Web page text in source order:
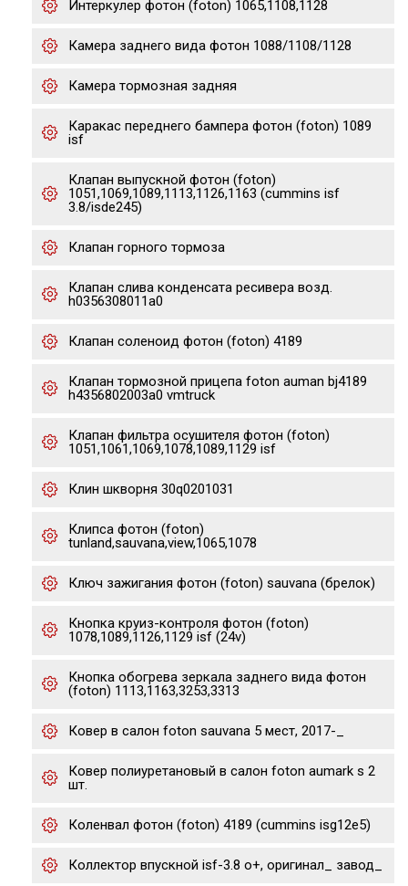
Интеркулер фотон (foton) 1065,1108,1128
Камера заднего вида фотон 1088/1108/1128
Камера тормозная задняя
Каракас переднего бампера фотон (foton) 1089
isf
Клапан выпускной фотон (foton)
1051,1069,1089,1113,1126,1163 (cummins isf
3.8/isde245)
Клапан горного тормоза
Клапан слива конденсата ресивера возд.
h0356308011a0
Клапан соленоид фотон (foton) 4189
Клапан тормозной прицепа foton auman bj4189
h4356802003a0 vmtruck
Клапан фильтра осушителя фотон (foton)
1051,1061,1069,1078,1089,1129 isf
Клин шкворня 30q0201031
Клипса фотон (foton)
tunland,sauvana,view,1065,1078
Ключ зажигания фотон (foton) sauvana (брелок)
Кнопка круиз-контроля фотон (foton)
1078,1089,1126,1129 isf (24v)
Кнопка обогрева зеркала заднего вида фотон
(foton) 1113,1163,3253,3313
Ковер в салон foton sauvana 5 мест, 2017-_
Ковер полиуретановый в салон foton aumark s 2
шт.
Коленвал фотон (foton) 4189 (cummins isg12e5)
Коллектор впускной isf-3.8 о+, оригинал_ завод_